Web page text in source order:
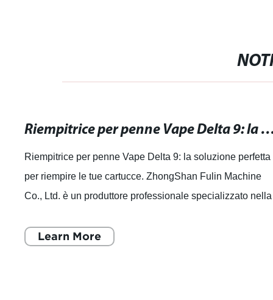
Riempitrice per penne Vape Delta 9: la soluzione
Riempitrice per penne Vape Delta 9: la soluzione perfetta
per riempire le tue cartucce. ZhongShan Fulin Machine
Co., Ltd. è un produttore professionale specializzato nella
Learn More